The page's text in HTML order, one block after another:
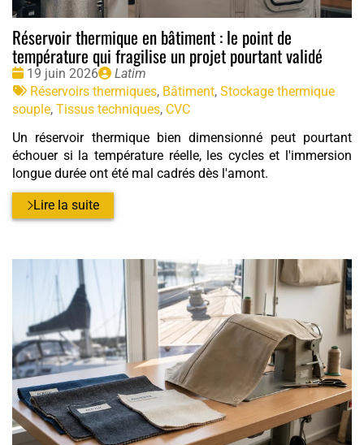
Réservoir thermique en bâtiment : le point de
température qui fragilise un projet pourtant validé
Date
:
19 juin 2026
Publié
par
Latim
Tags
:
Réservoirs thermiques, Bâtiment, Stockage thermique
souple, Tissus techniques, CVC
Un réservoir thermique bien dimensionné peut pourtant
échouer si la température réelle, les cycles et l'immersion
longue durée ont été mal cadrés dès l'amont.
Lire la suite